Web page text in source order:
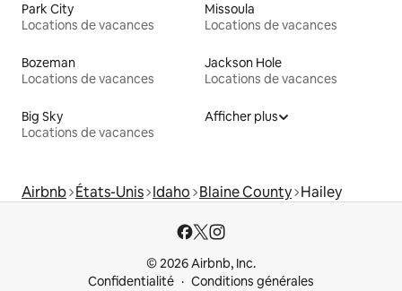
Park City
Locations de vacances
Missoula
Locations de vacances
Bozeman
Locations de vacances
Jackson Hole
Locations de vacances
Big Sky
Locations de vacances
Afficher plus
Airbnb États-Unis Idaho Blaine County Hailey
© 2026 Airbnb, Inc.
Confidentialité
Conditions générales